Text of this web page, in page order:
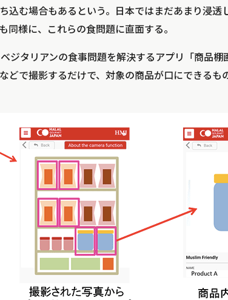
込む場合もあるという。日本ではまだあまり浸透
同様に、これらの食問題に直面する。
ジタリアンの食事問題を解決するアプリ「商品棚
どで撮影するだけで、対象の商品が口にできるも